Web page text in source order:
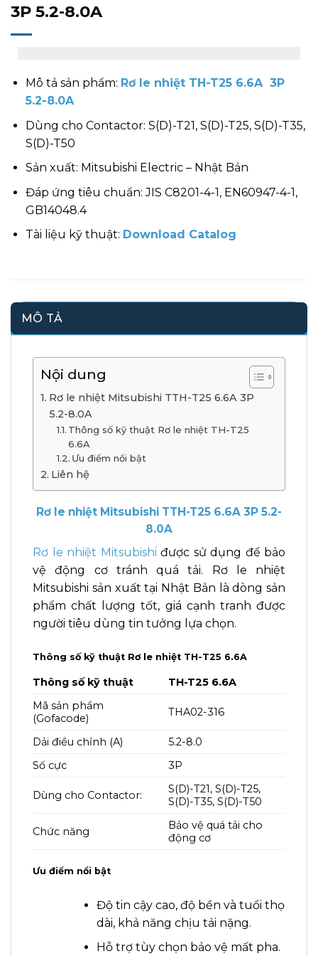
3P 5.2-8.0A
Mô tả sản phẩm: Rơ le nhiệt TH-T25 6.6A 3P
5.2-8.0A
Dùng cho Contactor: S(D)-T21, S(D)-T25, S(D)-T35,
S(D)-T50
Sản xuất: Mitsubishi Electric – Nhật Bản
Đáp ứng tiêu chuẩn: JIS C8201-4-1, EN60947-4-1,
GB14048.4
Tài liệu kỹ thuật: Download Catalog
MÔ TẢ
Nội dung
Rơ le nhiệt Mitsubishi TTH-T25 6.6A 3P
5.2-8.0A
Thông số kỹ thuật Rơ le nhiệt TH-T25
6.6A
Ưu điểm nổi bật
Liên hệ
Rơ le nhiệt Mitsubishi TTH-T25 6.6A 3P 5.2-
8.0A
Rơ le nhiệt Mitsubishi được sử dụng để bảo
vệ động cơ tránh quá tải. Rơ le nhiệt
Mitsubishi sản xuất tại Nhật Bản là dòng sản
phẩm chất lượng tốt, giá cạnh tranh được
người tiêu dùng tin tưởng lựa chọn.
Thông số kỹ thuật Rơ le nhiệt TH-T25 6.6A
Thông số kỹ thuật
TH-T25 6.6A
Mã sản phẩm
(Gofacode)
THA02-316
Dải điều chỉnh (A)
5.2-8.0
Số cực
3P
Dùng cho Contactor:
S(D)-T21, S(D)-T25,
S(D)-T35, S(D)-T50
Chức năng
Bảo vệ quá tải cho
động cơ
Ưu điểm nổi bật
Độ tin cậy cao, độ bền và tuổi thọ
dài, khả năng chịu tải nặng.
Hỗ trợ tùy chọn bảo vệ mất pha.